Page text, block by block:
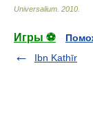
Universalium 2010
Игры ⚽
Ibn Kathīr